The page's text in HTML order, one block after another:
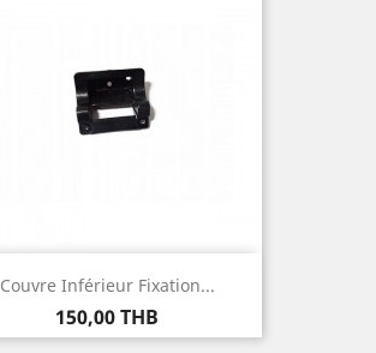
Couvre Inférieur Fixation...
Prix
150,00 THB